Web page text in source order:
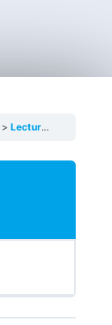
Lectura Semana 3